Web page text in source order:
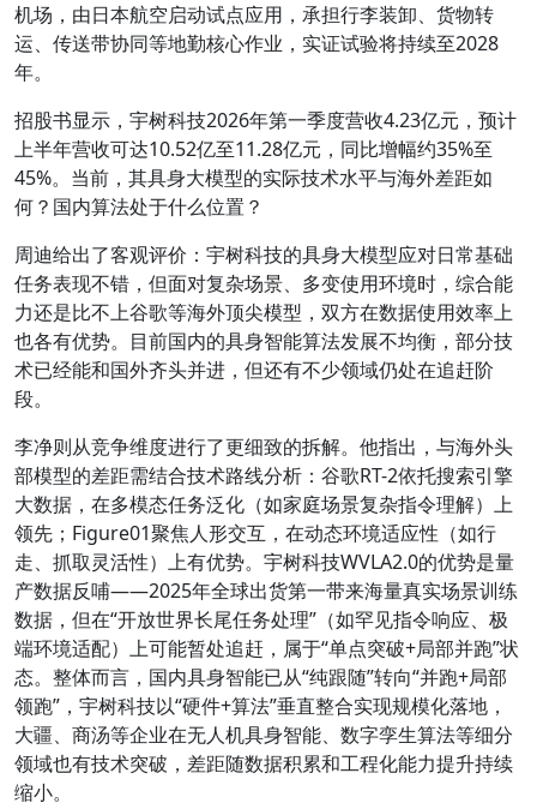
机场，由日本航空启动试点应用，承担行李装卸、货物转
运、传送带协同等地勤核心作业，实证试验将持续至2028
年。
招股书显示，宇树科技2026年第一季度营收4.23亿元，预计
上半年营收可达10.52亿至11.28亿元，同比增幅约35%至
45%。当前，其具身大模型的实际技术水平与海外差距如
何？国内算法处于什么位置？
周迪给出了客观评价：宇树科技的具身大模型应对日常基础
任务表现不错，但面对复杂场景、多变使用环境时，综合能
力还是比不上谷歌等海外顶尖模型，双方在数据使用效率上
也各有优势。目前国内的具身智能算法发展不均衡，部分技
术已经能和国外齐头并进，但还有不少领域仍处在追赶阶
段。
李净则从竞争维度进行了更细致的拆解。他指出，与海外头
部模型的差距需结合技术路线分析：谷歌RT-2依托搜索引擎
大数据，在多模态任务泛化（如家庭场景复杂指令理解）上
领先；Figure01聚焦人形交互，在动态环境适应性（如行
走、抓取灵活性）上有优势。宇树科技WVLA2.0的优势是量
产数据反哺——2025年全球出货第一带来海量真实场景训练
数据，但在“开放世界长尾任务处理”（如罕见指令响应、极
端环境适配）上可能暂处追赶，属于“单点突破+局部并跑”状
态。整体而言，国内具身智能已从“纯跟随”转向“并跑+局部
领跑”，宇树科技以“硬件+算法”垂直整合实现规模化落地，
大疆、商汤等企业在无人机具身智能、数字孪生算法等细分
领域也有技术突破，差距随数据积累和工程化能力提升持续
缩小。